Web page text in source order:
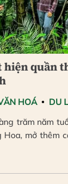
quần
HOÁ
DU
trăm năm
mở thêm